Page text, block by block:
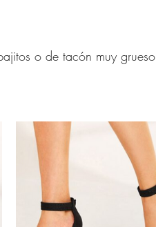
o de tacón muy grueso,